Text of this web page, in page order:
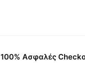
100% Ασφαλές